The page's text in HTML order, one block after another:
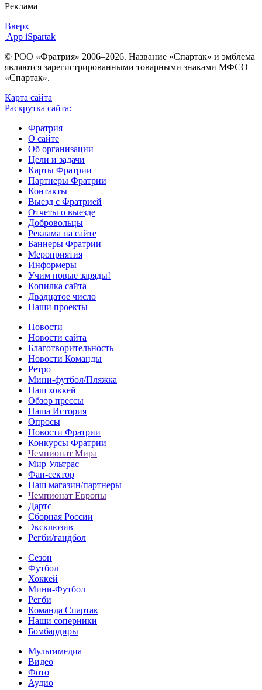
Реклама
Вверх
App iSpartak
© РОО «Фратрия» 2006–2026. Название «Спартак» и эмблема
являются зарегистрированными товарными знаками МФСО
«Спартак».
Карта сайта
Раскрутка сайта:
Фратрия
О сайте
Об организации
Цели и задачи
Карты Фратрии
Партнеры Фратрии
Контакты
Выезд с Фратрией
Отчеты о выезде
Добровольцы
Реклама на сайте
Баннеры Фратрии
Мероприятия
Информеры
Учим новые заряды!
Копилка сайта
Двадцатое число
Наши проекты
Новости
Новости сайта
Благотворительность
Новости Команды
Ретро
Мини-футбол/Пляжка
Наш хоккей
Обзор прессы
Наша История
Опросы
Новости Фратрии
Конкурсы Фратрии
Чемпионат Мира
Мир Ультрас
Фан-cектор
Наш магазин/партнеры
Чемпионат Европы
Дартс
Сборная России
Эксклюзив
Регби/гандбол
Сезон
Футбол
Хоккей
Мини-Футбол
Регби
Команда Спартак
Наши соперники
Бомбардиры
Мультимедиа
Видео
Фото
Аудио